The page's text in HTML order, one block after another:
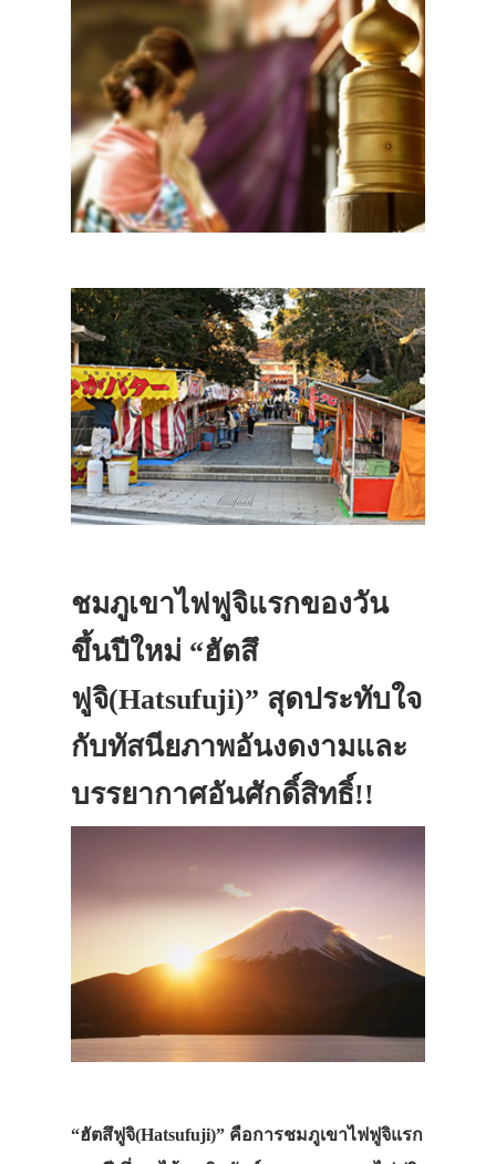
ชมภูเขาไฟฟูจิแรกของวัน
ขึ้นปีใหม่ “ฮัตสึ
ฟูจิ(Hatsufuji)” สุดประทับใจ
กับทัสนียภาพอันงดงามและ
บรรยากาศอันศักดิ์สิทธิ์!!
“ฮัตสึฟูจิ(Hatsufuji)” คือการชมภูเขาไฟฟูจิแรก